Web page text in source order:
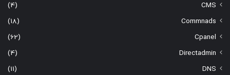
CMS
(4)
Commnads
(18)
Cpanel
(62)
Directadmin
(4)
DNS
(11)